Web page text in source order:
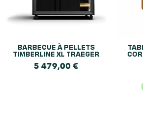
BARBECUE À PELLETS
TIMBERLINE XL TRAEGER
5 479,00€